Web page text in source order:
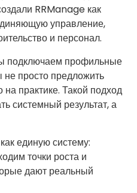
RRManage как
управление,
и персонал.
подключаем профильные
просто предложить
практике. Такой подход
системный результат, а
единую систему:
точки роста и
дают реальный